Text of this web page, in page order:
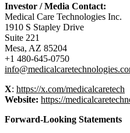
Investor / Media Contact:
Medical Care Technologies Inc.
1910 S Stapley Drive
Suite 221
Mesa, AZ 85204
+1 480-645-0750
X: https://x.com/medicalcaretech
Website: https://
Forward-Looking Statements